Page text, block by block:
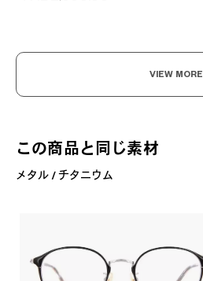
VIEW MORE
この商品と同じ素材
メタル / チタニウム